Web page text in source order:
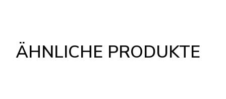
ÄHNLICHE PRODUKTE